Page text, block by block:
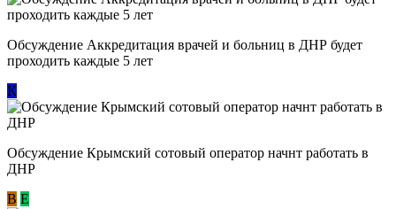
Обсуждение Аккредитация врачей и больниц в ДНР будет
проходить каждые 5 лет
К
Обсуждение Крымский сотовый оператор начнт работать в
ДНР
В E